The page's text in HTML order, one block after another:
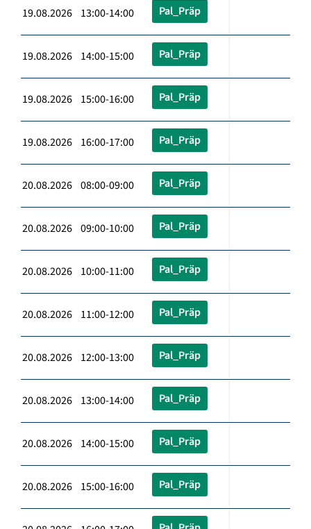
19.08.2026 13:00-14:00 Pal_Präp
19.08.2026 14:00-15:00 Pal_Präp
19.08.2026 15:00-16:00 Pal_Präp
19.08.2026 16:00-17:00 Pal_Präp
20.08.2026 08:00-09:00 Pal_Präp
20.08.2026 09:00-10:00 Pal_Präp
20.08.2026 10:00-11:00 Pal_Präp
20.08.2026 11:00-12:00 Pal_Präp
20.08.2026 12:00-13:00 Pal_Präp
20.08.2026 13:00-14:00 Pal_Präp
20.08.2026 14:00-15:00 Pal_Präp
20.08.2026 15:00-16:00 Pal_Präp